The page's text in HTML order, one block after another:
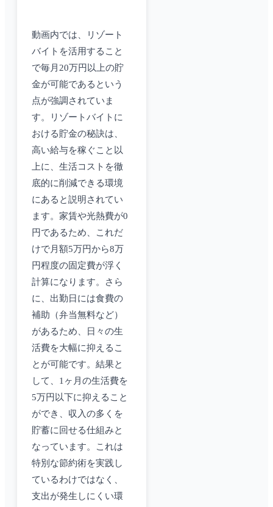
動画内では、リゾート
バイトを活用すること
で毎月20万円以上の貯
金が可能であるという
点が強調されていま
す。リゾートバイトに
おける貯金の秘訣は、
高い給与を稼ぐこと以
上に、生活コストを徹
底的に削減できる環境
にあると説明されてい
ます。家賃や光熱費が0
円であるため、これだ
けで月額5万円から8万
円程度の固定費が浮く
計算になります。さら
に、出勤日には食費の
補助（弁当無料など）
があるため、日々の生
活費を大幅に抑えるこ
とが可能です。結果と
して、1ヶ月の生活費を
5万円以下に抑えること
ができ、収入の多くを
貯蓄に回せる仕組みと
なっています。これは
特別な節約術を実践し
ているわけではなく、
支出が発生しにくい環